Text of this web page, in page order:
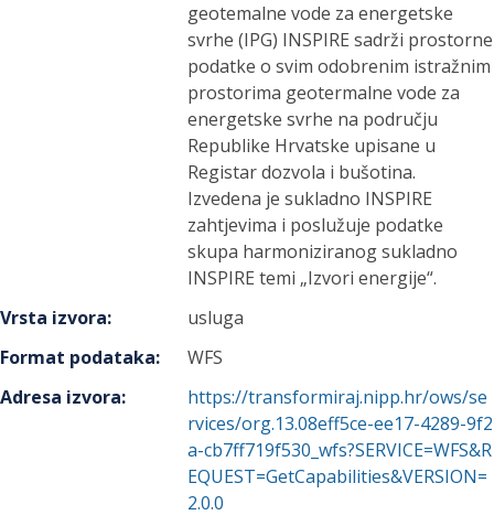
geotemalne vode za energetske
svrhe (IPG) INSPIRE sadrži prostorne
podatke o svim odobrenim istražnim
prostorima geotermalne vode za
energetske svrhe na području
Republike Hrvatske upisane u
Registar dozvola i bušotina.
Izvedena je sukladno INSPIRE
zahtjevima i poslužuje podatke
skupa harmoniziranog sukladno
INSPIRE temi „Izvori energije“.
Vrsta izvora:
usluga
Format podataka:
WFS
Adresa izvora:
https://transformiraj.nipp.hr/ows/se
rvices/org.13.08eff5ce-ee17-4289-9f2
a-cb7ff719f530_wfs?SERVICE=WFS&R
EQUEST=GetCapabilities&VERSION=
2.0.0